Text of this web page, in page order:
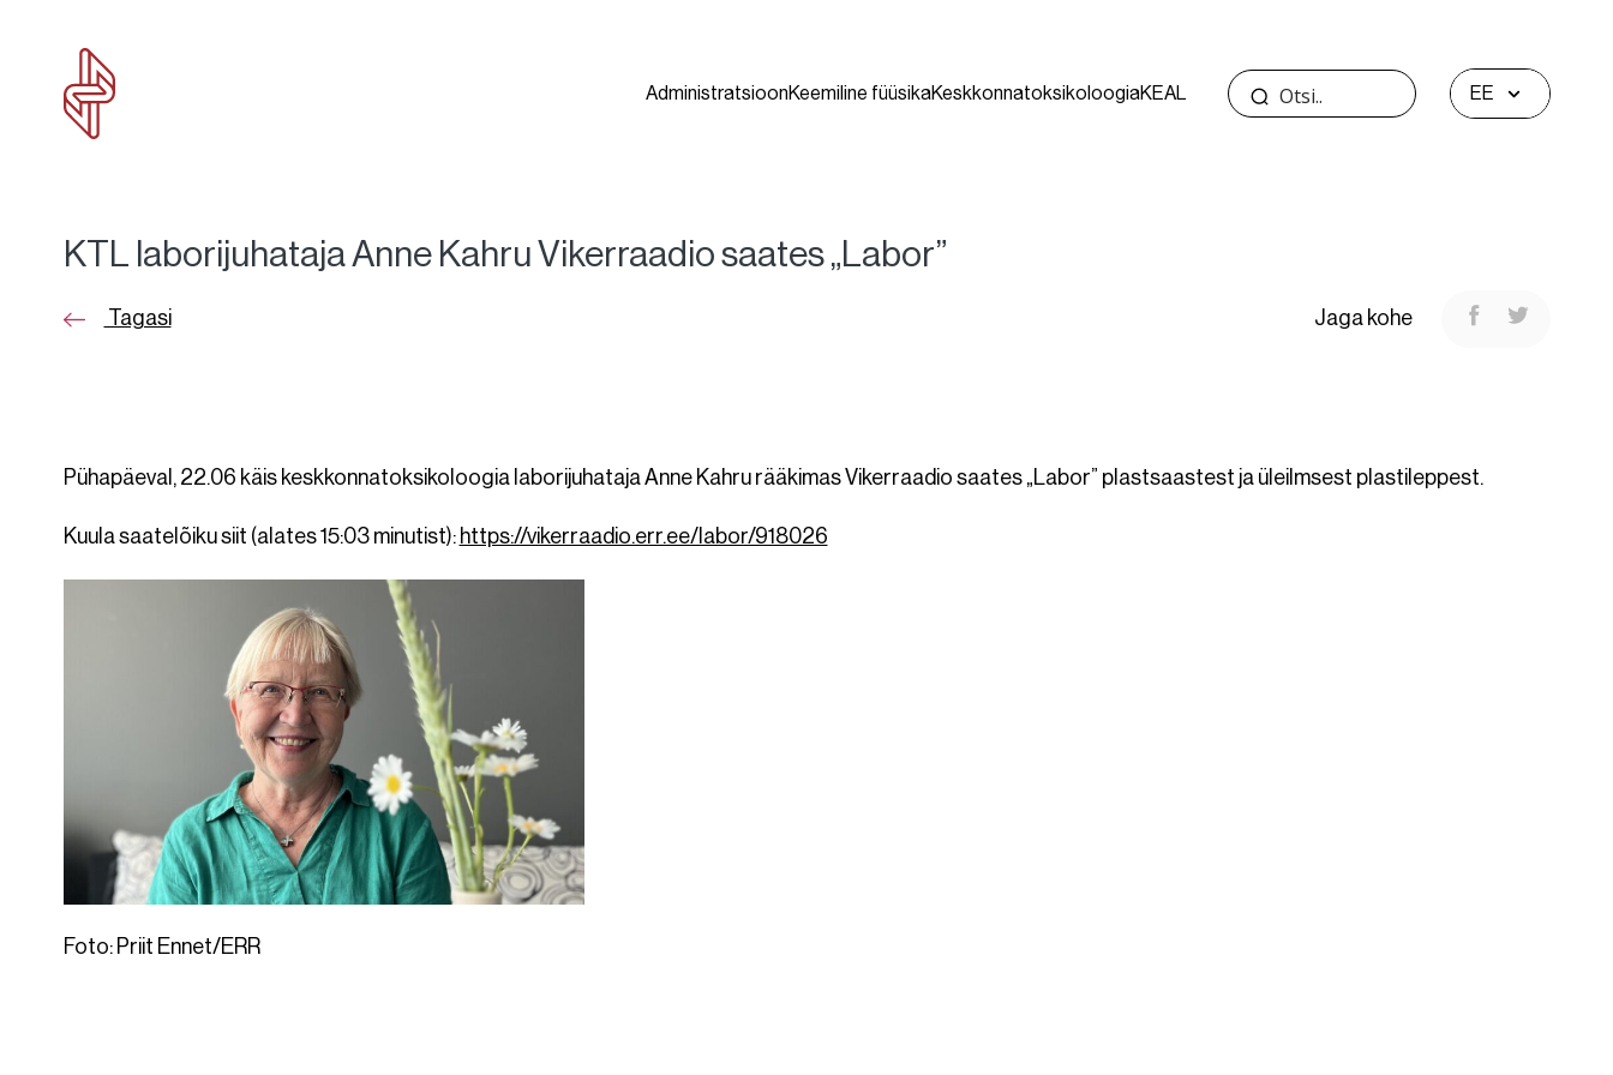
AdministratsioonKeemiline füüsikaKeskkonnatoksikoloogiaKEAL EE
KTL laborijuhataja Anne Kahru Vikerraadio saates „Labor”
Tagasi Jaga kohe
Pühapäeval, 22.06 käis keskkonnatoksikoloogia laborijuhataja Anne Kahru rääkimas Vikerraadio saates „Labor” plastsaastest ja üleilmsest plastileppest.
Kuula saatelõiku siit (alates 15:03 minutist): https://vikerraadio.err.ee/labor/918026
Foto: Priit Ennet/ERR